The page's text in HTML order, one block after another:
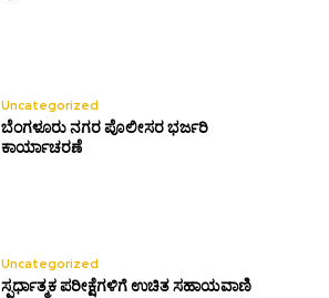
Uncategorized
ಬೆಂಗಳೂರು ನಗರ ಪೊಲೀಸರ ಭರ್ಜರಿ
ಕಾರ್ಯಾಚರಣೆ
Uncategorized
ಸ್ಪರ್ಧಾತ್ಮಕ ಪರೀಕ್ಷೆಗಳಿಗೆ ಉಚಿತ ಸಹಾಯವಾಣಿ